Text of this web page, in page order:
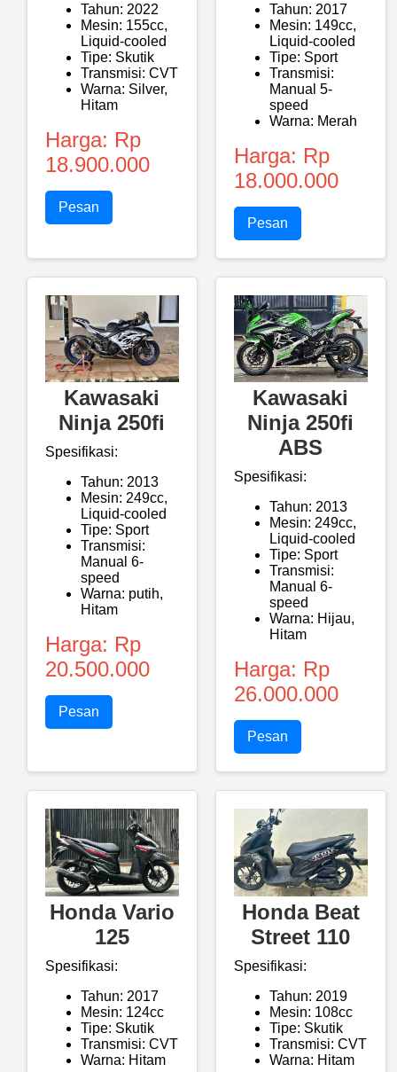
Tahun: 2022
Mesin: 155cc,
Liquid-cooled
Tipe: Skutik
Transmisi: CVT
Warna: Silver,
Hitam
Harga: Rp
18.900.000
Pesan
Tahun: 2017
Mesin: 149cc,
Liquid-cooled
Tipe: Sport
Transmisi:
Manual 5-
speed
Warna: Merah
Harga: Rp
18.000.000
Pesan
Kawasaki
Ninja 250fi
Spesifikasi:
Tahun: 2013
Mesin: 249cc,
Liquid-cooled
Tipe: Sport
Transmisi:
Manual 6-
speed
Warna: putih,
Hitam
Harga: Rp
20.500.000
Pesan
Kawasaki
Ninja 250fi
ABS
Spesifikasi:
Tahun: 2013
Mesin: 249cc,
Liquid-cooled
Tipe: Sport
Transmisi:
Manual 6-
speed
Warna: Hijau,
Hitam
Harga: Rp
26.000.000
Pesan
Honda Vario
125
Spesifikasi:
Tahun: 2017
Mesin: 124cc
Tipe: Skutik
Transmisi: CVT
Warna: Hitam
Honda Beat
Street 110
Spesifikasi:
Tahun: 2019
Mesin: 108cc
Tipe: Skutik
Transmisi: CVT
Warna: Hitam